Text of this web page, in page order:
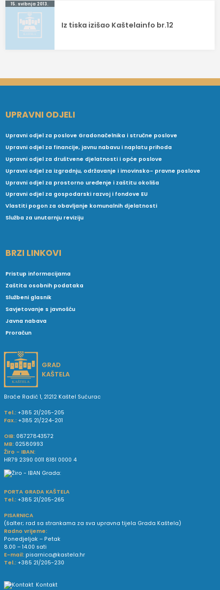
15. svibnja 2013.
Iz tiska izišao Kaštelainfo br.12
UPRAVNI ODJELI
Upravni odjel za poslove Gradonačelnika i stručne poslove
Upravni odjel za financije, javnu nabavu i naplatu prihoda
Upravni odjel za društvene djelatnosti i opće poslove
Upravni odjel za izgradnju, održavanje i imovinsko- pravne poslove
Upravni odjel za prostorno uređenje i zaštitu okoliša
Upravni odjel za gospodarski razvoj i fondove EU
Vlastiti pogon za obavljanje komunalnih djelatnosti
Služba za unutarnju reviziju
BRZI LINKOVI
Pristup informacijama
Zaštita osobnih podataka
Službeni glasnik
Savjetovanje s javnošću
Javna nabava
Proračun
GRAD
KAŠTELA
Braće Radić 1, 21212 Kaštel Sućurac
Tel.: +385 21/205-205
Fax.: +385 21/224-201
OIB: 08727843572
MB: 02580993
Žiro - IBAN:
HR79 2390 0011 8181 0000 4
PORTA GRADA KAŠTELA
Tel.: +385 21/205-265
PISARNICA
(šalter; rad sa strankama za sva upravna tijela Grada Kaštela)
Radno vrijeme:
Ponedjeljak – Petak
8.00 – 14.00 sati
E-mail: pisarnica@kastela.hr
Tel.: +385 21/205-230
Kontakt